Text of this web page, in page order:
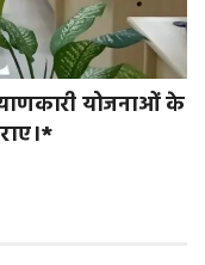
योजनाओं के